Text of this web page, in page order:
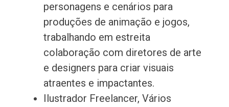
personagens e cenários para
produções de animação e jogos,
trabalhando em estreita
colaboração com diretores de arte
e designers para criar visuais
atraentes e impactantes.
Ilustrador Freelancer, Vários